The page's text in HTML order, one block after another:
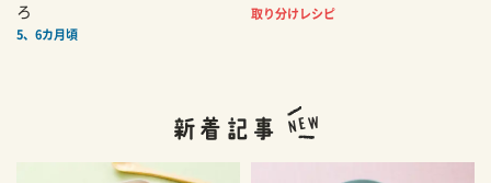
ろ
5、6カ月頃
取り分けレシピ